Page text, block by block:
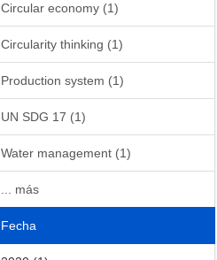
Circular economy (1)
Circularity thinking (1)
Production system (1)
UN SDG 17 (1)
Water management (1)
... más
Fecha